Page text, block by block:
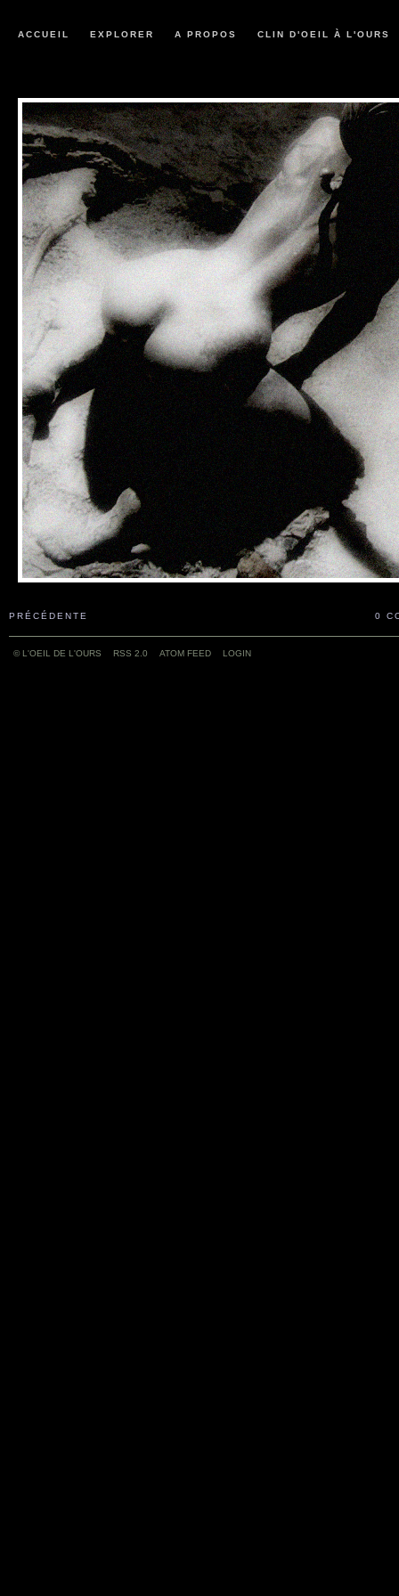
ACCUEIL EXPLORER A PROPOS CLIN D'OEIL À L'OURS
PRÉCÉDENTE 0
© L'OEIL DE L'OURS RSS 2.0 ATOM FEED LOGIN